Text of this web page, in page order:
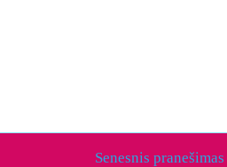
Senesnis pranešimas